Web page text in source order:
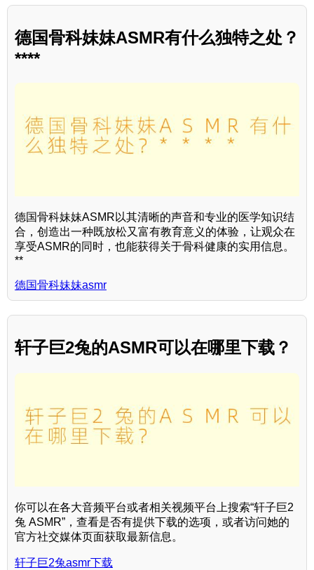
德国骨科妹妹ASMR有什么独特之处？
****
德国骨科妹妹ASMR以其清晰的声音和专业的医学知识结
合，创造出一种既放松又富有教育意义的体验，让观众在
享受ASMR的同时，也能获得关于骨科健康的实用信息。
**
德国骨科妹妹asmr
轩子巨2兔的ASMR可以在哪里下载？
你可以在各大音频平台或者相关视频平台上搜索“轩子巨2
兔 ASMR”，查看是否有提供下载的选项，或者访问她的
官方社交媒体页面获取最新信息。
轩子巨2兔asmr下载